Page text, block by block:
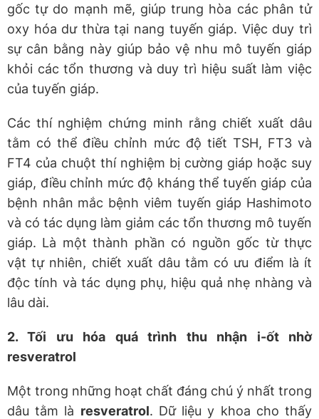
gốc tự do mạnh mẽ, giúp trung hòa các phân tử
oxy hóa dư thừa tại nang tuyến giáp. Việc duy trì
sự cân bằng này giúp bảo vệ nhu mô tuyến giáp
khỏi các tổn thương và duy trì hiệu suất làm việc
của tuyến giáp.
Các thí nghiệm chứng minh rằng chiết xuất dâu
tằm có thể điều chỉnh mức độ tiết TSH, FT3 và
FT4 của chuột thí nghiệm bị cường giáp hoặc suy
giáp, điều chỉnh mức độ kháng thể tuyến giáp của
bệnh nhân mắc bệnh viêm tuyến giáp Hashimoto
và có tác dụng làm giảm các tổn thương mô tuyến
giáp. Là một thành phần có nguồn gốc từ thực
vật tự nhiên, chiết xuất dâu tằm có ưu điểm là ít
độc tính và tác dụng phụ, hiệu quả nhẹ nhàng và
lâu dài.
2. Tối ưu hóa quá trình thu nhận i-ốt nhờ
resveratrol
Một trong những hoạt chất đáng chú ý nhất trong
dâu tằm là resveratrol. Dữ liệu y khoa cho thấy